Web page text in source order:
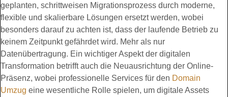
geplanten, schrittweisen Migrationsprozess durch moderne,
flexible und skalierbare Lösungen ersetzt werden, wobei
besonders darauf zu achten ist, dass der laufende Betrieb zu
keinem Zeitpunkt gefährdet wird. Mehr als nur
Datenübertragung. Ein wichtiger Aspekt der digitalen
Transformation betrifft auch die Neuausrichtung der Online-
Präsenz, wobei professionelle Services für den Domain
Umzug eine wesentliche Rolle spielen, um digitale Assets